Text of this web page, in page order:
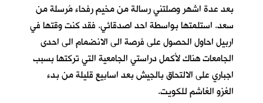
بعد عدة اشهر وصلتني رسالة من مخيم رفحاء مُرسلة من
سعد. استلمتها بواسطة احد اصدقائي. فقد كنت وقتها في
اربيل احاول الحصول على فرصة الى الانضمام الى احدى
الجامعات هناك لأكمل دراستي الجامعية التي تركتها بسبب
اجباري على الالتحاق بالجيش بعد اسابيع قليلة من بدء
الغزو الغاشم للكويت.